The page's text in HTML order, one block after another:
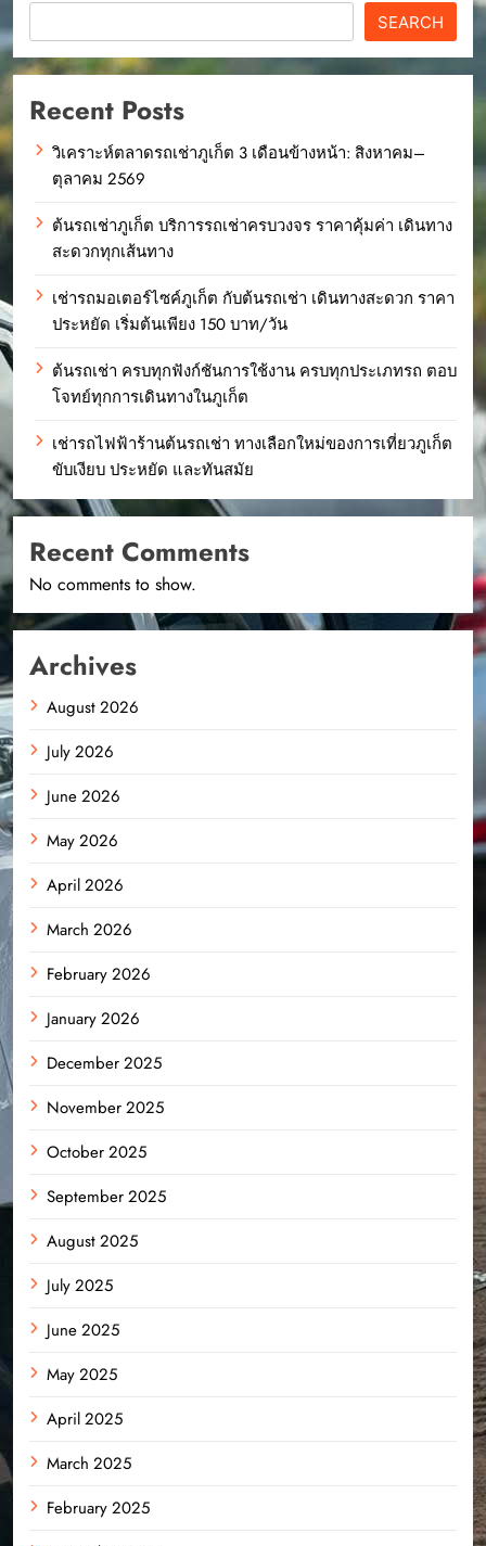
SEARCH
Recent Posts
วิเคราะห์ตลาดรถเช่าภูเก็ต 3 เดือนข้างหน้า: สิงหาคม–
ตุลาคม 2569
ต้นรถเช่าภูเก็ต บริการรถเช่าครบวงจร ราคาคุ้มค่า เดินทาง
สะดวกทุกเส้นทาง
เช่ารถมอเตอร์ไซค์ภูเก็ต กับต้นรถเช่า เดินทางสะดวก ราคา
ประหยัด เริ่มต้นเพียง 150 บาท/วัน
ต้นรถเช่า ครบทุกฟังก์ชันการใช้งาน ครบทุกประเภทรถ ตอบ
โจทย์ทุกการเดินทางในภูเก็ต
เช่ารถไฟฟ้าร้านต้นรถเช่า ทางเลือกใหม่ของการเที่ยวภูเก็ต
ขับเงียบ ประหยัด และทันสมัย
Recent Comments
No comments to show.
Archives
August 2026
July 2026
June 2026
May 2026
April 2026
March 2026
February 2026
January 2026
December 2025
November 2025
October 2025
September 2025
August 2025
July 2025
June 2025
May 2025
April 2025
March 2025
February 2025